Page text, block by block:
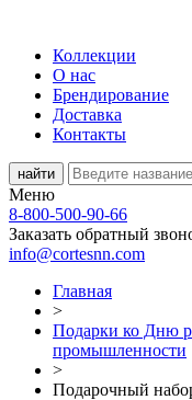
Коллекции
О нас
Брендирование
Доставка
Контакты
Меню
8-800-500-90-66
Заказать обратный
info@cortesnn.com
Главная
>
Подарки ко Дню
промышленности
>
Подарочный